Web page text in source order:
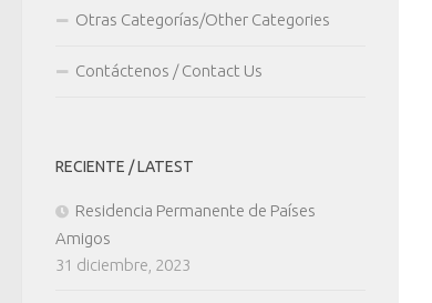
Otras Categorías/Other Categories
Contáctenos / Contact Us
RECIENTE / LATEST
Residencia Permanente de Países
Amigos
31 diciembre, 2023